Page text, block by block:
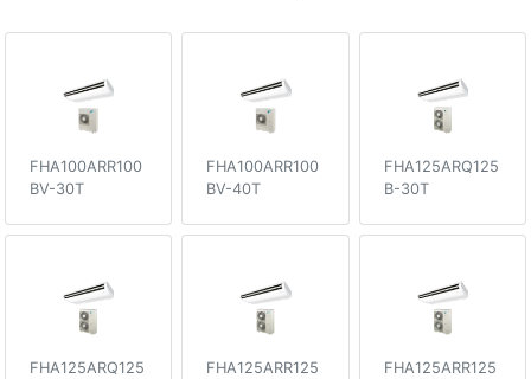
FHA100ARR100
BV-30T
FHA100ARR100
BV-40T
FHA125ARQ125
B-30T
FHA125ARQ125
FHA125ARR125
FHA125ARR125